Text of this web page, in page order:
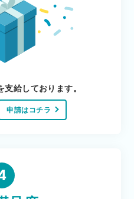
給しております。
申請はコチラ